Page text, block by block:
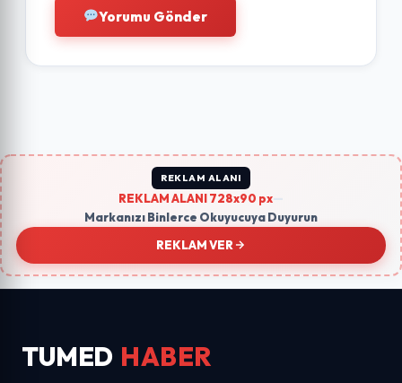
Yorumu Gönder
REKLAM ALANI
REKLAM ALANI 728x90 px
Markanızı Binlerce Okuyucuya Duyurun
REKLAM VER
TUMED HABER